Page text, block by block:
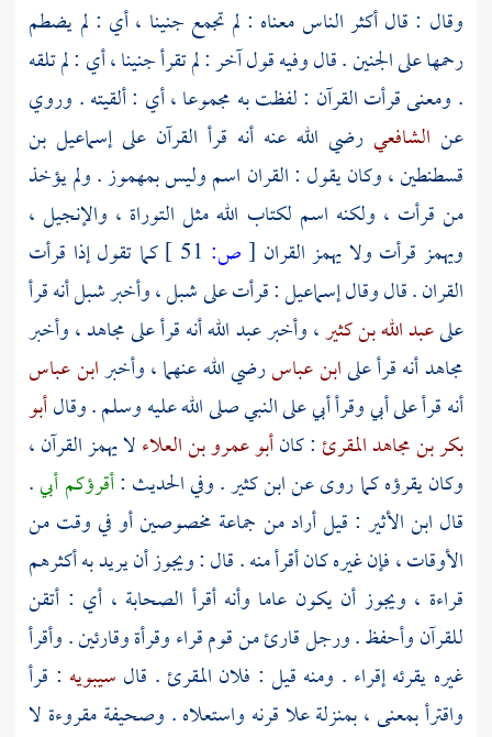
وقال : قال أكثر الناس معناه : لم تجمع جنينا ، أي : لم يضطم
رحمها على الجنين . قال وفيه قول آخر : لم تقرأ جنينا ، أي : لم تلقه
. ومعنى قرأت القرآن : لفظت به مجموعا ، أي : ألقيته . وروي
عن الشافعيرضي الله عنه أنه قرأ القرآن علىإسماعيل بن
قسطنطين، وكان يقول : القران اسم وليس بمهموز . ولم يؤخذ
من قرأت ، ولكنه اسم لكتاب الله مثل التوراة ، والإنجيل ،
ويهمز قرأت ولا يهمز القران [ص:
كما تقول إذا قرأت
القران . قال وقالإسماعيل: قرأت علىشبل، وأخبرشبلأنه قرأ
علىعبد الله بن كثير، وأخبرعبد اللهأنه قرأ علىمجاهد، وأخبر
مجاهدأنه قرأ علىابن عباسرضي الله عنهما ، وأخبرابن عباس
أنه قرأ علىأبيوقرأأبيعلى النبي صلى الله عليه وسلم . وقالأبو
بكر بن مجاهد المقرئ : كانأبو عمرو بن العلاءلا يهمز القرآن ،
وكان يقرؤه كما روى عنابن كثير. وفي الحديث :أقرؤكم أبي.
قال ابن الأثير : قيل أراد من جماعة مخصوصين أو في وقت من
الأوقات ، فإن غيره كان أقرأ منه . قال : ويجوز أن يريد به أكثرهم
قراءة ، ويجوز أن يكون عاما وأنه أقرأ الصحابة ، أي : أتقن
للقرآن وأحفظ . ورجل قارئ من قوم قراء وقرأة وقارئين . وأقرأ
غيره يقرئه إقراء . ومنه قيل : فلان المقرئ . قال سيبويه : قرأ
واقترأ بمعنى ، بمنزلة علا قرنه واستعلاه . وصحيفة مقروءة لا